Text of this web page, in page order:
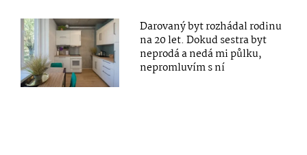
Darovaný byt rozhádal rodinu
na 20 let. Dokud sestra byt
neprodá a nedá mi půlku,
nepromluvím s ní